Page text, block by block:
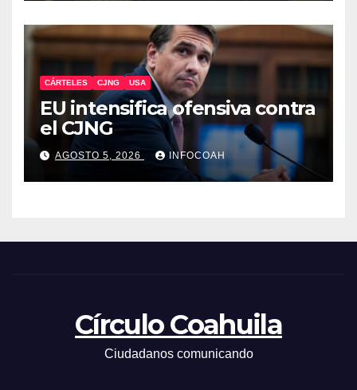
CÁRTELES CJNG USA
EU intensifica ofensiva contra
el CJNG
AGOSTO 5, 2026 INFOCOAH
Círculo Coahuila
Ciudadanos comunicando